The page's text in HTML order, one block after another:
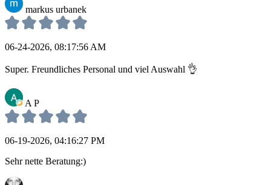
markus urbanek
06-24-2026, 08:17:56 AM
Super. Freundliches Personal und viel Auswahl 👌
A P
06-19-2026, 04:16:27 PM
Sehr nette Beratung:)